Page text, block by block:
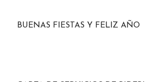
BUENAS FIESTAS Y FELIZ AÑO